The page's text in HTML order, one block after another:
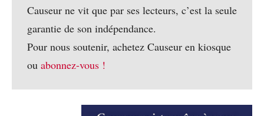
Causeur ne vit que par ses lecteurs, c’est la seule
garantie de son indépendance.
Pour nous soutenir, achetez Causeur en kiosque
ou abonnez-vous !